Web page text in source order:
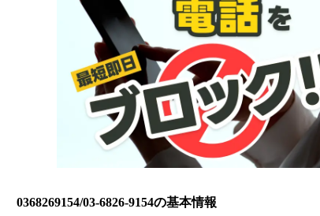
0368269154/03-6826-9154の基本情報